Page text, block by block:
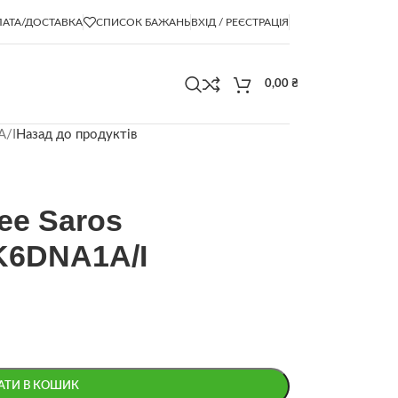
ДОСТАВКА СПИСОК БАЖАНЬВХІД / РЕЄСТРАЦІЯ
0,00 ₴
I Назад до продуктів
Saros
I
В КОШИК